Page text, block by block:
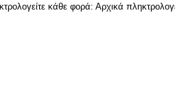
κάθε φορά: Αρχικά